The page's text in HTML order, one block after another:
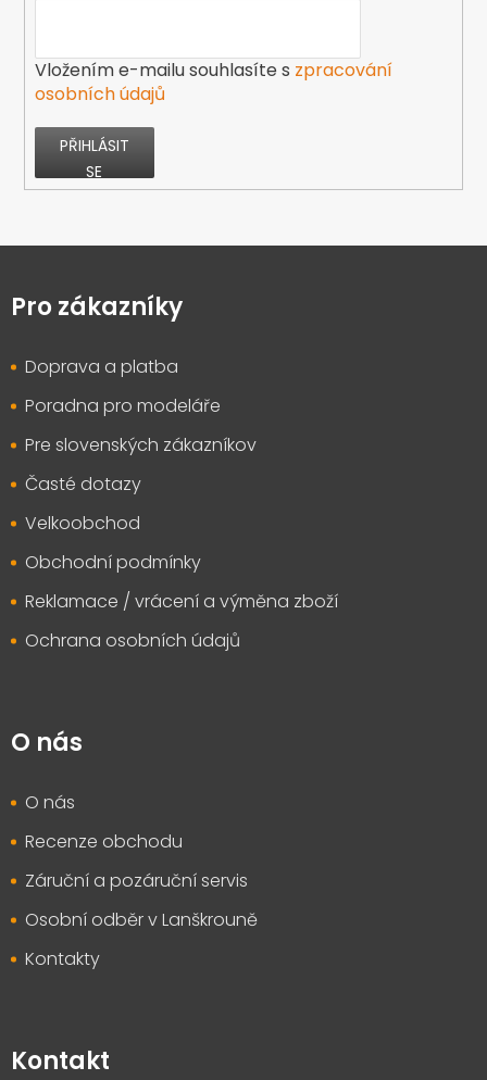
Vložením e-mailu souhlasíte s zpracování
osobních údajů
PŘIHLÁSIT
SE
pPro zákazníky
Doprava a platba
Poradna pro modeláře
Pre slovenských zákazníkov
Časté dotazy
Velkoobchod
Obchodní podmínky
Reklamace / vrácení a výměna zboží
Ochrana osobních údajů
O nás
O nás
Recenze obchodu
Záruční a pozáruční servis
Osobní odběr v Lanškrouně
Kontakty
Kontakt